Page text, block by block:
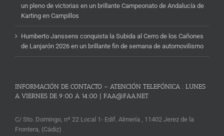
un pleno de victorias en un brillante Campeonato de Andalucía de
Karting en Campillos
Humberto Janssens conquista la Subida al Cerro de los Cañones
de Lanjarón 2026 en un brillante fin de semana de automovilismo
INFORMACIÓN DE CONTACTO – ATENCIÓN TELEFÓNICA : LUNES
A VIERNES DE 9:00 A 14:00 | FAA@FAA.NET
C/ Sto. Domingo, nº 22 Local 1- Edif. Almería , 11402 Jerez de la
Frontera, (Cádiz)